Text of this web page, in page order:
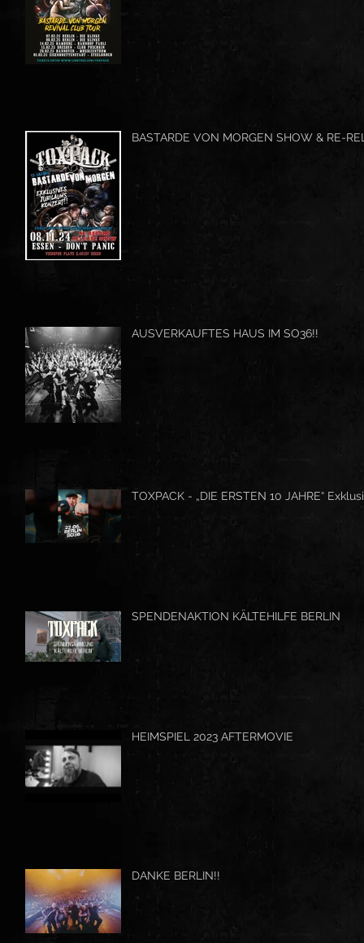
BASTARDE VON MORGEN SHOW & RE-
AUSVERKAUFTES HAUS IM SO36!!
TOXPACK - „DIE ERSTEN 10 JAHRE“
SPENDENAKTION KÄLTEHILFE BERLIN
HEIMSPIEL 2023 AFTERMOVIE
DANKE BERLIN!!